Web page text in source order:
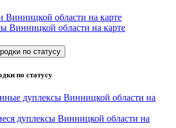
Винницкой области на карте
Винницкой области на карте
по статусу
по статусу
дуплексы Винницкой области на
дуплексы Винницкой области на